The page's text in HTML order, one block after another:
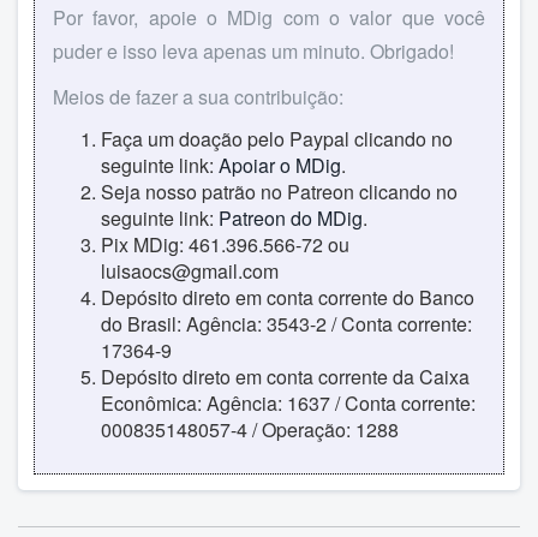
Por favor, apoie o MDig com o valor que você
puder e isso leva apenas um minuto. Obrigado!
Meios de fazer a sua contribuição:
Faça um doação pelo Paypal clicando no
seguinte link: Apoiar o MDig.
Seja nosso patrão no Patreon clicando no
seguinte link: Patreon do MDig.
Pix MDig: 461.396.566-72 ou
luisaocs@gmail.com
Depósito direto em conta corrente do Banco
do Brasil: Agência: 3543-2 / Conta corrente:
17364-9
Depósito direto em conta corrente da Caixa
Econômica: Agência: 1637 / Conta corrente:
000835148057-4 / Operação: 1288